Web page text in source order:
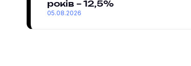
років – 12,5%
05.08.2026